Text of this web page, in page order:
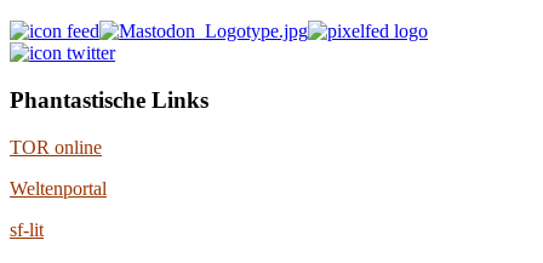
Phantastische Links
TOR online
Weltenportal
sf-lit